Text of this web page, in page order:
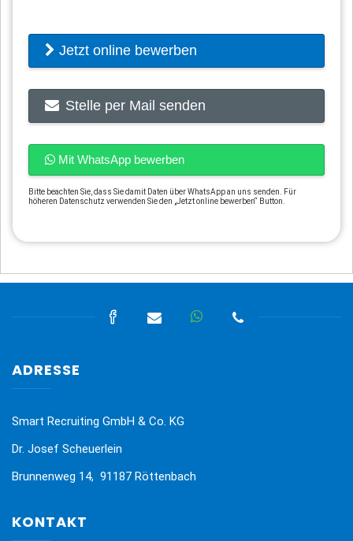
Jetzt online bewerben
Stelle per Mail senden
Mit WhatsApp bewerben
Bitte beachten Sie, dass Sie damit Daten über WhatsApp an uns senden. Für
höheren Datenschutz verwenden Sie den „Jetzt online bewerben“ Button.
ADRESSE
Smart Recruiting GmbH & Co. KG
Dr. Josef Scheuerlein
Brunnenweg 14, 91187 Röttenbach
KONTAKT